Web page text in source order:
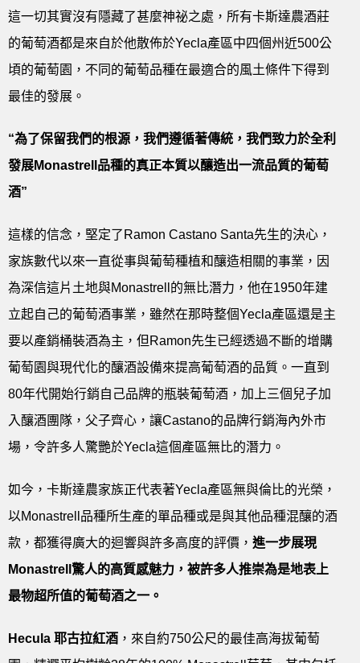
這一切其實沒有隱藏了甚麼神祕之處，所有卡斯達農酒莊
的葡萄酒都是來自於他散佈於Yecla產區中四個州近500公
頃的葡萄園，不同的葡萄品種在最適合的風土條件下得到
最佳的發展。
“為了保留我們的根源，我們遵循著傳統，我們致力於全利
發展Monastrell品種的真正本質以釀造出一流品質的葡萄
酒”
這樣的信念，堅定了Ramon Castano Santa先生的決心，
家族數代以來一直從事與葡萄種植和釀造相關的事業，因
為深信這片土地與Monastrell的無比潛力，他在1950年建
立起自己的葡萄酒事業，雖然在那時整個Yecla產區還是主
要以產銷桶裝酒為主，但Ramon先生已經透過不斷的增購
葡萄園與現代化的釀酒設備來提高葡萄酒的品質。一直到
80年代開始行銷自己品牌的瓶裝葡萄酒，加上三個兒子加
入釀酒團隊，父子齊心，讓Castano的品牌行銷海內外市
場，令許多人驚艷於Yecla這個產區無比的潛力。
如今，卡斯達農家族正代表著Yecla產區無與倫比的光榮，
以Monastrell品種所生產的單品種或是與其他品種混釀的酒
款，都獲得廣大的迴響與許多高度的評價， 進一步展現
Monastrell 驚人的高質感魅力，被許多人推崇為是地表上
最物超所值的葡萄酒之一。
Hecula 耶古拉紅酒 ，來自約750公尺的最佳高海拔葡萄